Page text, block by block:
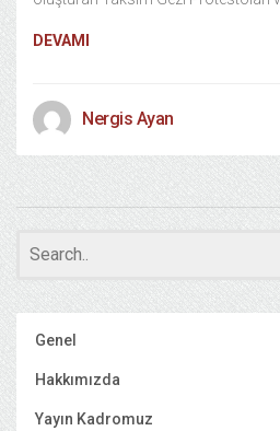
DEVAMI
Nergis Ayan
Genel
Hakkımızda
Yayın Kadromuz